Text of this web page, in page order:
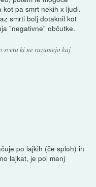
pa smrt nekih x ljudi.
smrti bolj dotaknil kot
"negativne" občutke.
svetu ki ne razumejo kaj
po lajkih (če sploh) in
lajkat, je pol manj